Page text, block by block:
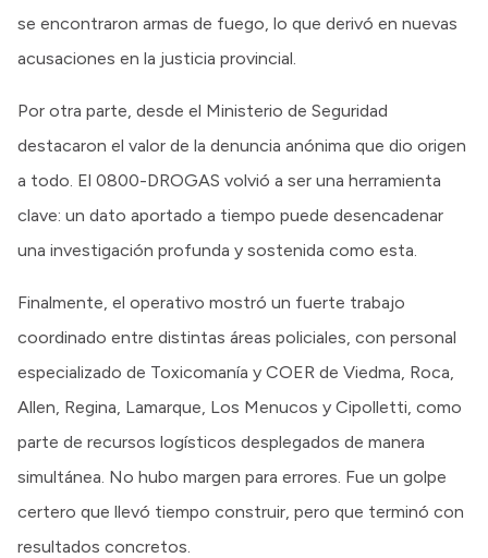
se encontraron armas de fuego, lo que derivó en nuevas
acusaciones en la justicia provincial.
Por otra parte, desde el Ministerio de Seguridad
destacaron el valor de la denuncia anónima que dio origen
a todo. El 0800-DROGAS volvió a ser una herramienta
clave: un dato aportado a tiempo puede desencadenar
una investigación profunda y sostenida como esta.
Finalmente, el operativo mostró un fuerte trabajo
coordinado entre distintas áreas policiales, con personal
especializado de Toxicomanía y COER de Viedma, Roca,
Allen, Regina, Lamarque, Los Menucos y Cipolletti, como
parte de recursos logísticos desplegados de manera
simultánea. No hubo margen para errores. Fue un golpe
certero que llevó tiempo construir, pero que terminó con
resultados concretos.